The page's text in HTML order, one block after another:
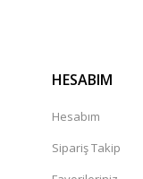
HESABIM
Hesabım
Sipariş Takip